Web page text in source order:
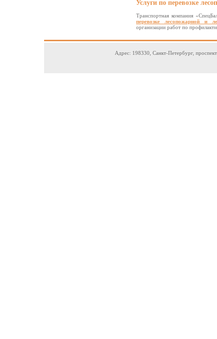
Услуги по перевозке
Транспортная компания
перевозке лесопожарной и
организации работ по
Адрес: 198330, Санкт-Петербург,